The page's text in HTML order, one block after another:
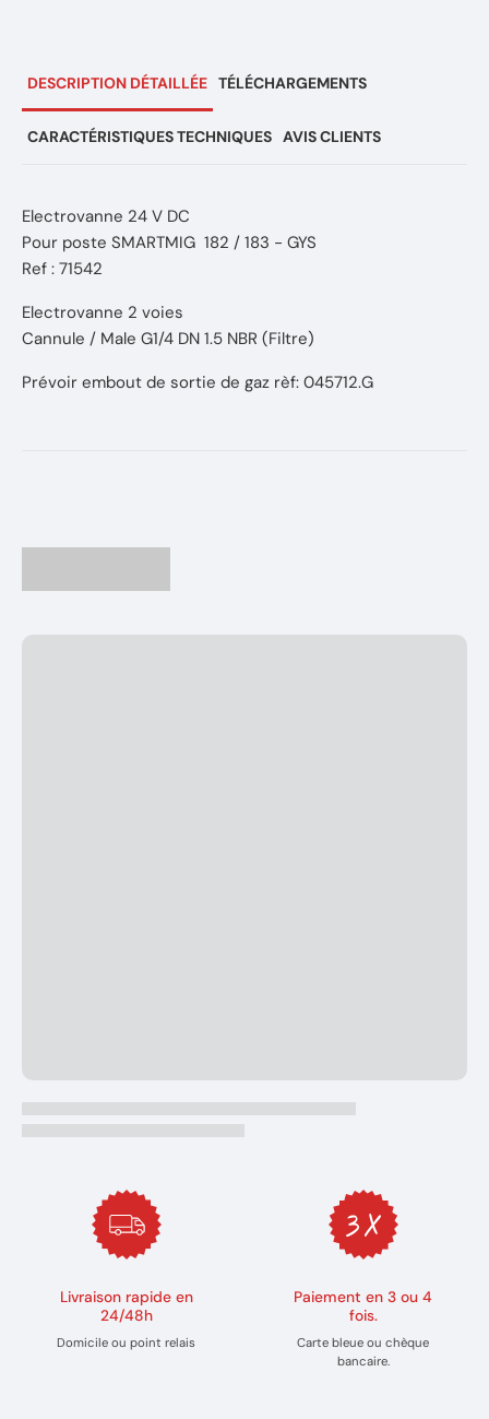
DESCRIPTION DÉTAILLÉE TÉLÉCHARGEMENTS
CARACTÉRISTIQUES TECHNIQUES AVIS CLIENTS
Electrovanne 24 V DC
Pour poste SMARTMIG 182 / 183 - GYS
Ref : 71542
Electrovanne 2 voies
Cannule / Male G1/4 DN 1.5 NBR (Filtre)
Prévoir embout de sortie de gaz rèf: 045712.G
Livraison rapide en
24/48h
Domicile ou point relais
Paiement en 3 ou 4
fois.
Carte bleue ou chèque
bancaire.